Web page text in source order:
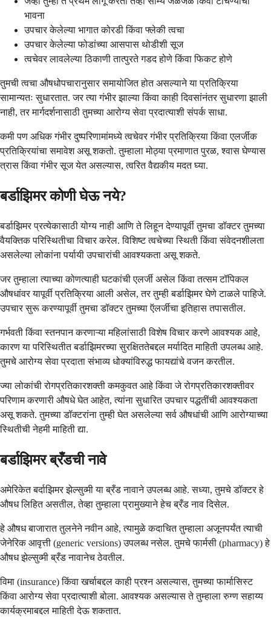
भावना
उपचार केलेल्या भागात कोरडी किंवा फ्लेकी त्वचा
उपचार केलेल्या फोडांच्या आसपास थोडीशी सूज
त्वचेवर लावलेल्या ठिकाणी तात्पुरते गडद होणे किंवा फिकट होणे
तुमची त्वचा औषधोपचारानुसार समायोजित होत असल्याने या प्रतिक्रिया
सामान्यतः सुधारतात. जर त्या गंभीर झाल्या किंवा काही दिवसांनंतर सुधारणा झाली
नाही, तर मार्गदर्शनासाठी तुमच्या आरोग्य सेवा प्रदात्याशी संपर्क साधा.
कमी पण अधिक गंभीर दुष्परिणामांमध्ये त्वचेवर गंभीर प्रतिक्रिया किंवा एलर्जीक
प्रतिक्रियांचा समावेश असू शकतो. तुम्हाला मोठ्या प्रमाणात पुरळ, श्वास घेण्यास
त्रास किंवा गंभीर सूज येत असल्यास, त्वरित वैद्यकीय मदत घ्या.
बर्डाझिमर कोणी घेऊ नये?
बर्डाझिमर प्रत्येकासाठी योग्य नाही आणि ते लिहून देण्यापूर्वी तुमचा डॉक्टर तुमच्या
वैयक्तिक परिस्थितीचा विचार करेल. विशिष्ट त्वचेच्या स्थिती किंवा संवेदनशीलता
असलेल्या लोकांना पर्यायी उपचारांची आवश्यकता असू शकते.
जर तुम्हाला त्याच्या कोणत्याही घटकांची एलर्जी असेल किंवा तत्सम टॉपिकल
औषधांवर यापूर्वी प्रतिक्रिया आली असेल, तर तुम्ही बर्डाझिमर घेणे टाळले पाहिजे.
उपचार सुरू करण्यापूर्वी तुमचा डॉक्टर तुमच्या ऍलर्जीचा इतिहास तपासतील.
गर्भवती किंवा स्तनपान करणाऱ्या महिलांसाठी विशेष विचार करणे आवश्यक आहे,
कारण या परिस्थितीत बर्डाझिमरच्या सुरक्षिततेबद्दल मर्यादित माहिती उपलब्ध आहे.
तुमचे आरोग्य सेवा प्रदाता संभाव्य धोक्यांविरुद्ध फायद्यांचे वजन करतील.
ज्या लोकांची रोगप्रतिकारशक्ती कमकुवत आहे किंवा जे रोगप्रतिकारशक्तीवर
परिणाम करणारी औषधे घेत आहेत, त्यांना सुधारित उपचार पद्धतींची आवश्यकता
असू शकते. तुमच्या डॉक्टरांना तुम्ही घेत असलेल्या सर्व औषधांची आणि आरोग्याच्या
स्थितीची नेहमी माहिती द्या.
बर्डाझिमर ब्रँडची नावे
अमेरिकेत बर्दाझिमर झेल्सुव्मी या ब्रँड नावाने उपलब्ध आहे. सध्या, तुमचे डॉक्टर हे
औषध लिहित असतील, तेव्हा तुम्हाला प्रामुख्याने हेच ब्रँड नाव दिसेल.
हे औषध बाजारात तुलनेने नवीन आहे, त्यामुळे कदाचित तुम्हाला अजूनपर्यंत त्याची
जेनेरिक आवृत्ती (generic versions) उपलब्ध नसेल. तुमचे फार्मसी (pharmacy) हे
औषध झेल्सुव्मी ब्रँड नावानेच ठेवतील.
विमा (insurance) किंवा खर्चाबद्दल काही प्रश्न असल्यास, तुमच्या फार्मासिस्ट
किंवा आरोग्य सेवा प्रदात्याशी बोला. आवश्यक असल्यास ते तुम्हाला रुग्ण सहाय्य
कार्यक्रमाबद्दल माहिती देऊ शकतात.